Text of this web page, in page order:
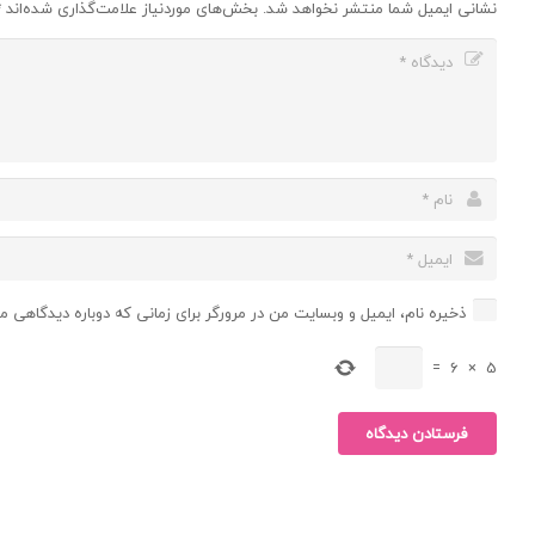
نشانی ایمیل شما منتشر نخواهد شد. بخش‌های موردنیاز علامت‌گذاری شده‌اند
ذخیره نام، ایمیل و وبسایت من در مرورگر برای زمانی که دوباره
5
×
6
=
فرستادن دیدگاه